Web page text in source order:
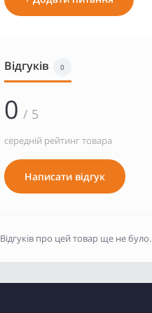
Відгуків 0
0 / 5
середній рейтинг товара
Написати відгук
Відгуків про цей товар ще не було.